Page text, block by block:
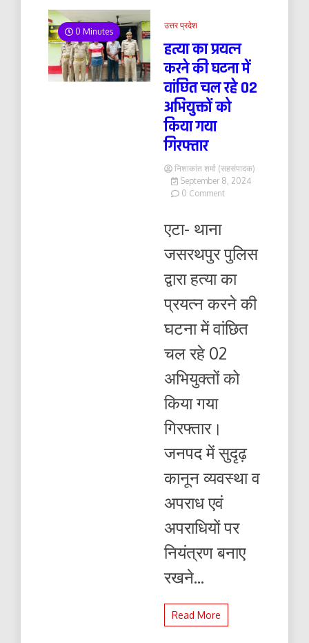
0 Minutes
उत्तर प्रदेश
हत्या का प्रयत्न
करने की घटना में
वांछित चल रहे 02
अभियुक्तों को
किया गया
गिरफ्तार
निशाकांत शर्मा (सहसंपादक)
September 8, 2024
0 Commenton
की
घटना
में
वांछित
चल
02
को
किया
गया
एटा- थाना
जसरथपुर पुलिस
द्वारा हत्या का
प्रयत्न करने की
घटना में वांछित
चल रहे 02
अभियुक्तों को
किया गया
गिरफ्तार।
जनपद में सुदृढ़
कानून व्यवस्था व
अपराध एवं
अपराधियों पर
नियंत्रण बनाए
रखने...
Read More